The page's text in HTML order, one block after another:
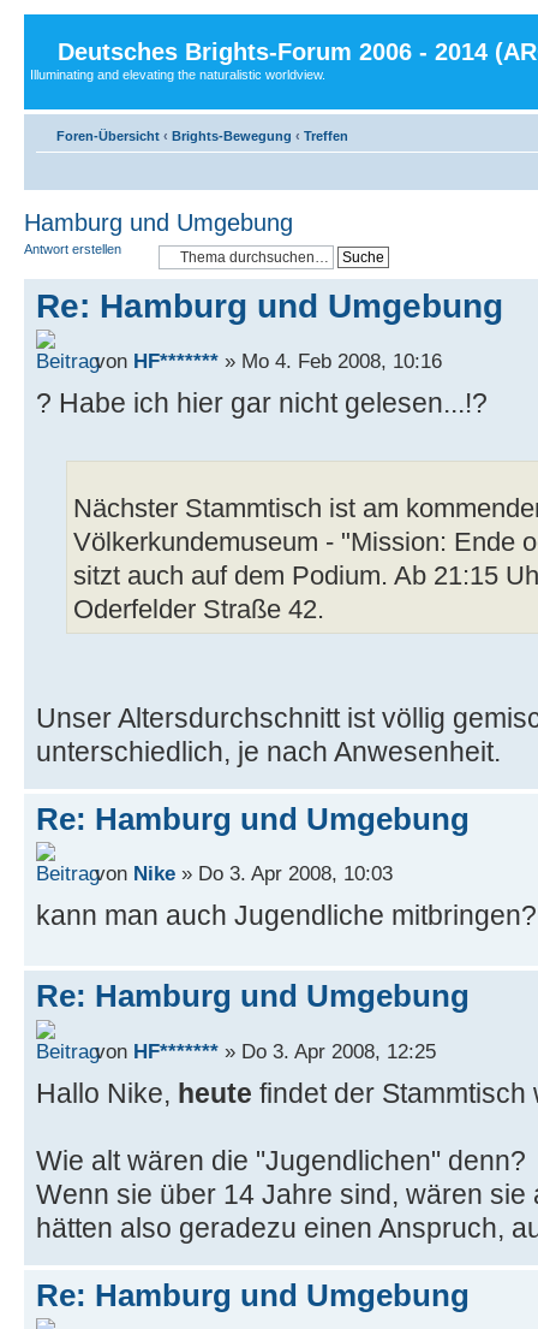
Deutsches Brights-Forum 2006 - 2014
Illuminating and elevating the naturalistic worldview.
Foren-Übersicht ‹ Brights-Bewegung ‹ Treffen
Hamburg und Umgebung
Antwort erstellen
Re: Hamburg und Umgebung
von HF******* » Mo 4. Feb 2008, 10:16
? Habe ich hier gar nicht gelesen...!?
Nächster Stammtisch ist am
Völkerkundemuseum - "Mission: Ende
sitzt auch auf dem Podium. Ab 21:15
Oderfelder Straße 42.
Unser Altersdurchschnitt ist völlig
unterschiedlich, je nach Anwesenheit.
Re: Hamburg und Umgebung
von Nike » Do 3. Apr 2008, 10:03
kann man auch Jugendliche mitbringen?
Re: Hamburg und Umgebung
von HF******* » Do 3. Apr 2008, 12:25
Hallo Nike, heute findet der Stammtisch
Wie alt wären die "Jugendlichen" denn?
Wenn sie über 14 Jahre sind, wären sie
hätten also geradezu einen Anspruch,
Re: Hamburg und Umgebung